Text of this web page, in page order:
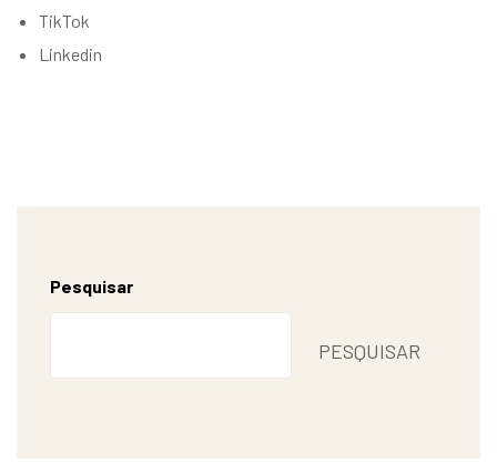
TikTok
Linkedin
Pesquisar
PESQUISAR